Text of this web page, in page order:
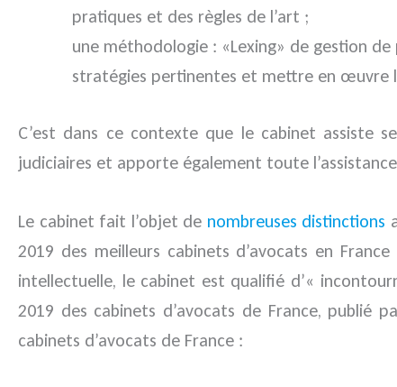
pratiques et des règles de l’art ;
une méthodologie : «Lexing» de gestion
stratégies pertinentes et mettre en œuvre
C’est dans ce contexte que le cabinet assiste
judiciaires et apporte également toute
Le cabinet fait l’objet de nombreuses distinctions
2019 des meilleurs cabinets d’avocats en
intellectuelle, le cabinet est qualifié d’«
2019 des cabinets d’avocats de France, publié
cabinets d’avocats de France :